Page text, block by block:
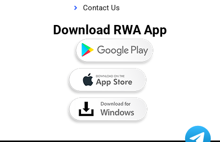
Contact Us
Download RWA App